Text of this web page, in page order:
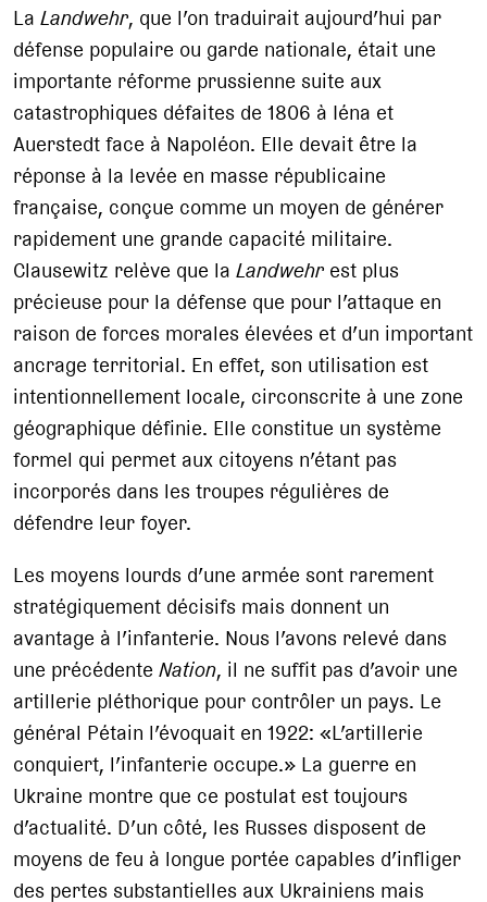
LaLandwehr, que l’on traduirait aujourd’hui par
défense populaire ou garde nationale, était une
importante réforme prussienne suite aux
catastrophiques défaites de 1806 à Iéna et
Auerstedt face à Napoléon. Elle devait être la
réponse à la levée en masse républicaine
française, conçue comme un moyen de générer
rapidement une grande capacité militaire.
Clausewitz relève que laLandwehr est plus
précieuse pour la défense que pour l’attaque en
raison de forces morales élevées et d’un important
ancrage territorial. En effet, son utilisation est
intentionnellement locale, circonscrite à une zone
géographique définie. Elle constitue un système
formel qui permet aux citoyens n’étant pas
incorporés dans les troupes régulières de
défendre leur foyer.
Les moyens lourds d’une armée sont rarement
stratégiquement décisifs mais donnent un
avantage à l’infanterie. Nous l’avons relevé dans
une précédenteNation, il ne suffit pas d’avoir une
artillerie pléthorique pour contrôler un pays. Le
général Pétain l’évoquait en 1922: «L’artillerie
conquiert, l’infanterie occupe.» La guerre en
Ukraine montre que ce postulat est toujours
d’actualité. D’un côté, les Russes disposent de
moyens de feu à longue portée capables d’infliger
des pertes substantielles aux Ukrainiens mais